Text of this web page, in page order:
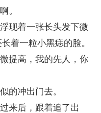
。
现着一张长头发下微
着一粒小黑痣的脸。
提高，我的先人，你
的冲出门去。
来后，跟着追了出